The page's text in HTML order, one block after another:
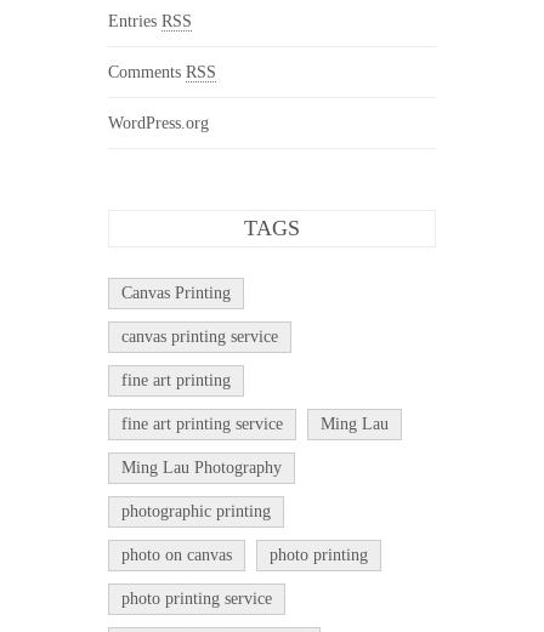
Entries RSS
Comments RSS
WordPress.org
TAGS
Canvas Printing
canvas printing service
fine art printing
fine art printing service Ming Lau
Ming Lau Photography
photographic printing
photo on canvas photo printing
photo printing service